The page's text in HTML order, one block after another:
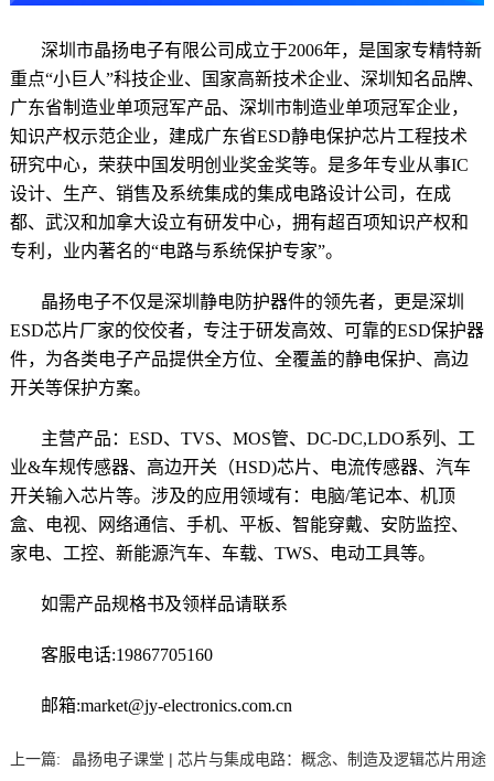
深圳市晶扬电子有限公司 成立于2006年，是国家专精特新
重点“小巨人”科技企业、 国家高新技术企业、深圳知名品牌、
广东省制造业单项冠军产品、深圳市制造业单项冠军企业，
知识产权示范企业，建成广东省ESD静电保护芯片工程技术
研究中心，荣获中国发明创业奖金奖等。是多年专业从事IC
设计、生产、销售及系统集成的集成电路设计公司 ，在成
都、武汉和加拿大设立有研发中心，拥有超百项知识产权和
专利，业内著名的“电路与系统保护专家”。
晶扬电子不仅是深圳静电防护器件的领先者，更是深圳
ESD芯片厂家的佼佼者，专注于研发高效、可靠的ESD保护器
件，为各类电子产品提供全方位、全覆盖的静电保护、高边
开关等保护方案。
主营产品： ESD、TVS、MOS管、DC-DC,LDO系列、工
业&车规传感器、高边开关（HSD)芯片、电流传感器、汽车
开关输入芯片等。 涉及的应用领域有：电脑/笔记本、机顶
盒、电视、网络通信、手机、平板、智能穿戴、安防监控、
家电、工控、 新能源汽车、车载、TWS、电动工具等。
如需产品规格书及领样品请联系
客服电话:19867705160
邮箱:market@jy-electronics.com.cn
上一篇:
晶扬电子课堂 | 芯片与集成电路：概念、制造及逻辑芯片用途